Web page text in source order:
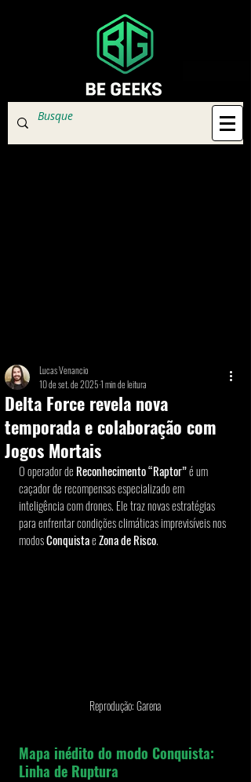
Delta Force revela nova
temporada e colaboração com
Jogos Mortais
Lucas Venancio
10 de set. de 20251 min de leitura
O operador de Reconhecimento “Raptor” é um
caçador de recompensas especializado em
inteligência com drones. Ele traz novas estratégias
para enfrentar condições climáticas imprevisíveis nos
modos Conquista e Zona de Risco.
Reprodução: Garena
Mapa inédito do modo Conquista:
Linha de Ruptura